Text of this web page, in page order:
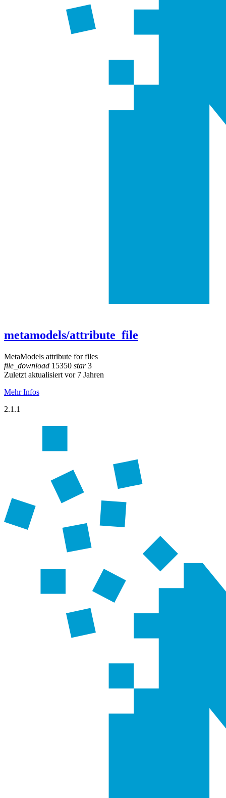
metamodels/attribute_file
MetaModels attribute for files
file_download 15350 star3
Zuletzt aktualisiert vor 7 Jahren
Mehr Infos
2.1.1